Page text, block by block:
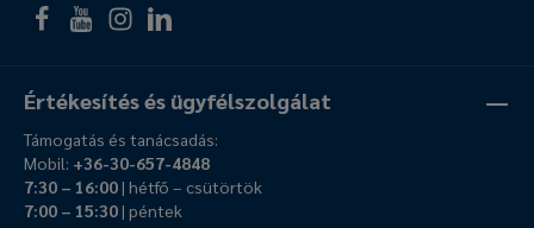
Értékesítés és ügyfélszolgálat
Támogatás és tanácsadás:
Mobil: +36-30-657-4848
7:30 – 16:00| hétfő – csütörtök
7:00 – 15:30| péntek